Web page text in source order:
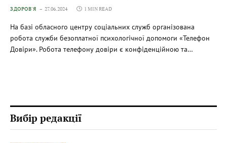
ЗДОРОВ'Я 27.06.2024 1 MIN READ
На базі обласного центру соціальних служб організована
робота служби безоплатної психологічної допомоги «Телефон
Довіри». Робота телефону довіри є конфіденційною та…
Вибір редакції